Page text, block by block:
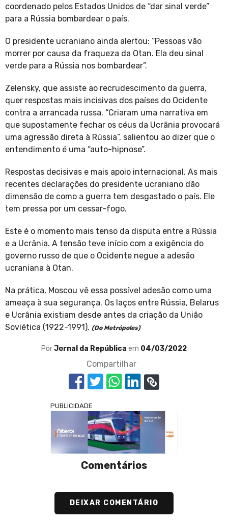
coordenado pelos Estados Unidos de “dar sinal verde”
para a Rússia bombardear o país.
O presidente ucraniano ainda alertou: “Pessoas vão
morrer por causa da fraqueza da Otan. Ela deu sinal
verde para a Rússia nos bombardear”.
Zelensky, que assiste ao recrudescimento da guerra,
quer respostas mais incisivas dos países do Ocidente
contra a arrancada russa. “Criaram uma narrativa em
que supostamente fechar os céus da Ucrânia provocará
uma agressão direta à Rússia”, salientou ao dizer que o
entendimento é uma “auto-hipnose”.
Respostas decisivas e mais apoio internacional. As mais
recentes declarações do presidente ucraniano dão
dimensão de como a guerra tem desgastado o país. Ele
tem pressa por um cessar-fogo.
Este é o momento mais tenso da disputa entre a Rússia
e a Ucrânia. A tensão teve início com a exigência do
governo russo de que o Ocidente negue a adesão
ucraniana à Otan.
Na prática, Moscou vê essa possível adesão como uma
ameaça à sua segurança. Os laços entre Rússia, Belarus
e Ucrânia existiam desde antes da criação da União
Soviética (1922-1991). (Do Metrópoles)
PorJornal da República em 04/03/2022
Compartilhar
PUBLICIDADE
Comentários
DEIXAR COMENTÁRIO